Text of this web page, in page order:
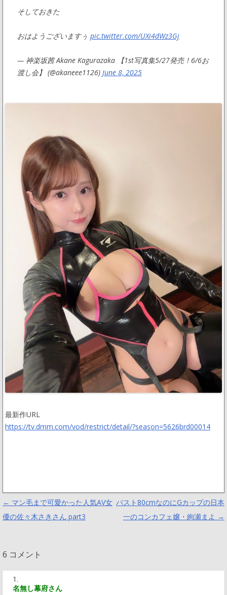
そしておきた
おはようございますぅ pic.twitter.com/UXi4dWz3Gj
— 神楽坂茜 Akane Kagurazaka 【1st写真集5/27発売！6/6お
渡し会】 (@akaneee1126) June 8, 2025
最新作URL
https://tv.dmm.com/vod/restrict/detail/?season=5626brd00014
Post navigation
← マン毛まで可愛かった人気AV女
優の佐々木さきさん part3
バスト80cmなのにGカップの日本
一のコンカフェ嬢・絢瀬まよ →
6 コメント
名無し幕府さん